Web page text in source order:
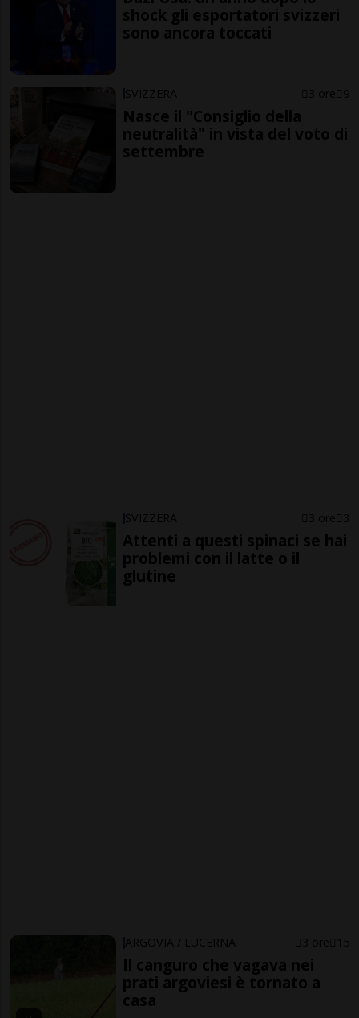
shock gli esportatori svizzeri
sono ancora toccati
SVIZZERA 3 ore 9
Nasce il "Consiglio della
neutralità" in vista del voto di
settembre
SVIZZERA 3 ore 3
Attenti a questi spinaci se hai
problemi con il latte o il
glutine
ARGOVIA / LUCERNA 3 ore 15
Il canguro che vagava nei
prati argoviesi è tornato a
casa